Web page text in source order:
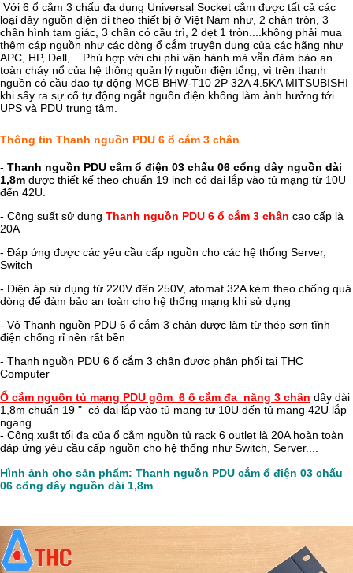
Với 6 ổ cắm 3 chấu đa dụng Universal Socket cắm được tất cả các
loại dây nguồn điện đi theo thiết bị ở Việt Nam như, 2 chân tròn, 3
chân hình tam giác, 3 chân có cầu trì, 2 dẹt 1 tròn....không phải mua
thêm cáp nguồn như các dòng ổ cắm truyên dụng của các hãng như
APC, HP, Dell, ...Phù hợp với chi phí vận hành mà vẫn đảm bảo an
toàn cháy nổ của hệ thông quản lý nguồn điện tổng, vì trên thanh
nguồn có cầu dao tự động MCB BHW-T10 2P 32A 4.5KA MITSUBISHI
khi sẩy ra sự cố tự động ngắt nguồn điện không làm ảnh hưởng tới
UPS và PDU trung tâm.
Thông tin Thanh nguồn PDU 6 ổ cắm 3 chân
- Thanh nguồn PDU cắm ổ điện 03 chấu 06 cổng dây nguồn dài
1,8m được thiết kế theo chuẩn 19 inch có đai lắp vào tủ mạng từ 10U
đến 42U.
- Công suất sử dụng Thanh nguồn PDU 6 ổ cắm 3 chân cao cấp là
20A
- Đáp ứng được các yêu cầu cấp nguồn cho các hệ thống Server,
Switch
- Điện áp sử dụng từ 220V đến 250V, atomat 32A kèm theo chống quá
dòng để đảm bảo an toàn cho hệ thống mạng khi sử dụng
- Vỏ Thanh nguồn PDU 6 ổ cắm 3 chân được làm từ thép sơn tĩnh
điện chống rỉ nên rất bền
- Thanh nguồn PDU 6 ổ cắm 3 chân được phân phối tạị THC
Computer
Ổ cắm nguồn tủ mạng PDU gồm 6 ổ cắm đa năng 3 chân dây dài
1,8m chuẩn 19 " có đai lắp vào tủ mạng tư 10U đến tủ mạng 42U lắp
ngang.
- Công xuất tối đa của ổ cắm nguồn tủ rack 6 outlet là 20A hoàn toàn
đáp ứng yêu cầu cấp nguồn cho hệ thống như Switch, Server....
Hình ảnh cho sản phẩm: Thanh nguồn PDU cắm ổ điện 03 chấu
06 cổng dây nguồn dài 1,8m